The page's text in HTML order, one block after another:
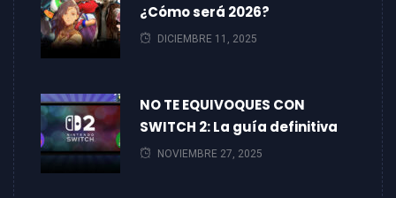
¿Cómo será 2026?
DICIEMBRE 11, 2025
NO TE EQUIVOQUES CON
SWITCH 2: La guía definitiva
NOVIEMBRE 27, 2025